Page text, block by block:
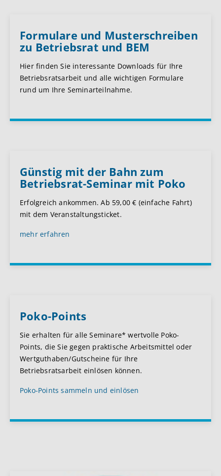
Formulare und Musterschreiben
zu Betriebsrat und BEM
Hier finden Sie interessante Downloads für Ihre
Betriebsratsarbeit und alle wichtigen Formulare
rund um Ihre Seminarteilnahme.
Günstig mit der Bahn zum
Betriebsrat-Seminar mit Poko
Erfolgreich ankommen. Ab 59,00 € (einfache Fahrt)
mit dem Veranstaltungsticket.
mehr erfahren
Poko-Points
Sie erhalten für alle Seminare* wertvolle Poko-
Points, die Sie gegen praktische Arbeitsmittel oder
Wertguthaben/Gutscheine für Ihre
Betriebsratsarbeit einlösen können.
Poko-Points sammeln und einlösen